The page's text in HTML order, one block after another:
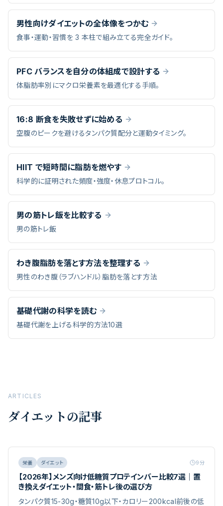
男性向けダイエットの全体像をつかむ
食事・運動・習慣を 3 本柱で組み立てる完全ガイド。
PFC バランスを自分の体組成で設計する
体脂肪率別にマクロ栄養素を最適化する手順。
16:8 断食を失敗せずに始める
空腹のピークを避けるタンパク質配分と運動タイミング。
HIIT で短時間に脂肪を燃やす
科学的に証明された頻度・強度・休息プロトコル。
男の筋トレ飯を比較する
男の筋トレ飯
わき腹脂肪を落とす方法を整理する
男性のわき腹（ラブハンドル）脂肪を落とす方法
基礎代謝の科学を読む
基礎代謝を上げる科学的方法10選
ARTICLES
ダイエットの記事
栄養 ダイエット 9分
【2026年】メンズ向け低糖質プロテインバー比較7選｜置
き換えダイエット・間食・筋トレ後の選び方
タンパク質15-30g・糖質10g以下・カロリー200kcal前後の低